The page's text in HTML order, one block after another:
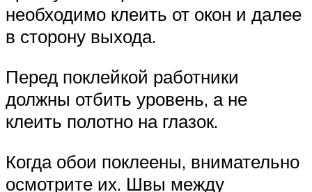
необходимо клеить от окон и далее
в сторону выхода.
Перед поклейкой работники
должны отбить уровень, а не
клеить полотно на глазок.
Когда обои поклеены, внимательно
осмотрите их. Швы между